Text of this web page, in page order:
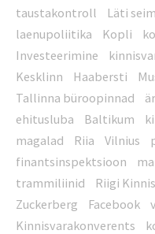
taustakontroll
Läti seim
laenupoliitika
Kopli
Investeerimine
Kesklinn
Haabersti
Tallinna büroopinnad
ehitusluba
Baltikum
magalad
Riia Vilnius
finantsinspektsioon
trammiliinid
Riigi
Zuckerberg
Facebook
Kinnisvarakonverents